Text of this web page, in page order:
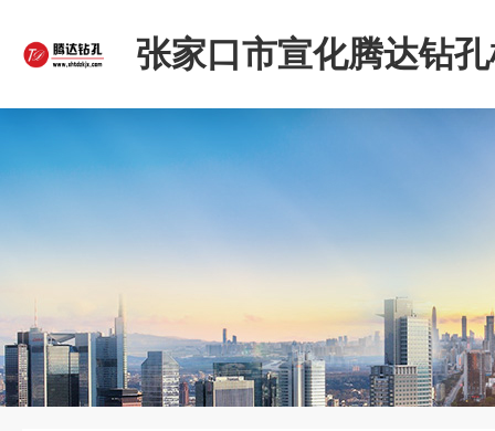
张家口市宣化腾达钻
限公司